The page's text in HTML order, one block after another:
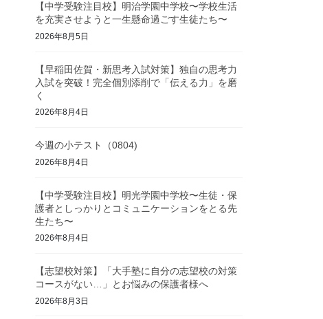
【中学受験注目校】明治学園中学校〜学校生活
を充実させようと一生懸命過ごす生徒たち〜
2026年8月5日
【早稲田佐賀・新思考入試対策】独自の思考力
入試を突破！完全個別添削で「伝える力」を磨
く
2026年8月4日
今週の小テスト（0804)
2026年8月4日
【中学受験注目校】明光学園中学校〜生徒・保
護者としっかりとコミュニケーションをとる先
生たち〜
2026年8月4日
【志望校対策】「大手塾に自分の志望校の対策
コースがない…」とお悩みの保護者様へ
2026年8月3日